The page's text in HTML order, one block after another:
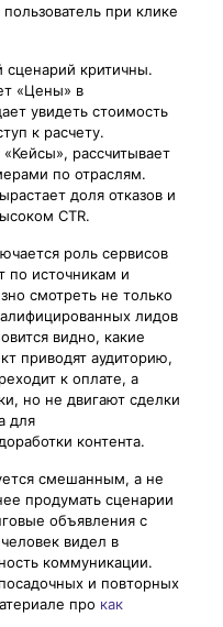
при клике
сценарий критичны.
«Цены» в
увидеть стоимость
к расчету.
рассчитывает
по отраслям.
доля отказов и
CTR.
роль сервисов
по источникам и
смотреть не только
лидов
видно, какие
приводят аудиторию,
к оплате, а
но не двигают сделки
для
контента.
смешанным, а не
продумать сценарии
объявления с
видел в
коммуникации.
и повторных
про как